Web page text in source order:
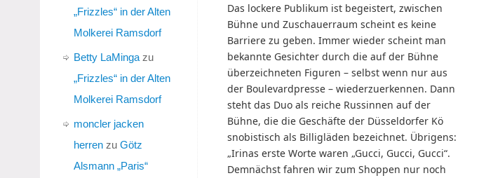
Das lockere Publikum ist begeistert, zwischen
Bühne und Zuschauerraum scheint es keine
Barriere zu geben. Immer wieder scheint man
bekannte Gesichter durch die auf der Bühne
überzeichneten Figuren – selbst wenn nur aus
der Boulevardpresse – wiederzuerkennen. Dann
steht das Duo als reiche Russinnen auf der
Bühne, die die Geschäfte der Düsseldorfer Kö
snobistisch als Billigläden bezeichnet. Übrigens:
„Irinas erste Worte waren „Gucci, Gucci, Gucci“.
Demnächst fahren wir zum Shoppen nur noch
„Frizzles“ in der Alten
Molkerei Ramsdorf
Betty LaMinga zu
„Frizzles“ in der Alten
Molkerei Ramsdorf
moncler jacken
herren zu Götz
Alsmann „Paris“